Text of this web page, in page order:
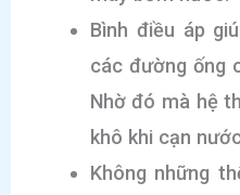
Bình điều áp
các đường ống
Nhờ đó mà hệ
khô khi cạn
Không những